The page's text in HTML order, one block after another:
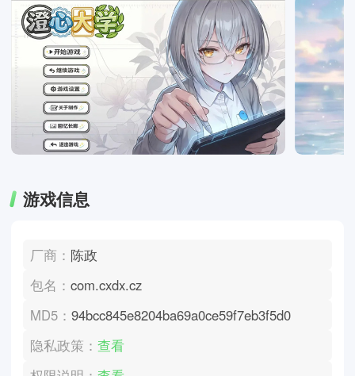
游戏信息
厂商： 陈政
包名：com.cxdx.cz
MD5：94bcc845e8204ba69a0ce59f7eb3f5d0
隐私政策：查看